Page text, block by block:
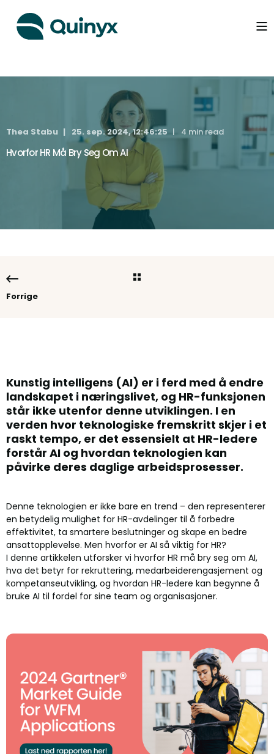
Thea Stabu 25. sep. 2024, 12:46:25 4 min read
Hvorfor HR Må Bry Seg Om AI
Forrige
Kunstig intelligens (AI) er i ferd med å endre
landskapet i næringslivet, og HR-funksjonen
står ikke utenfor denne utviklingen. I en
verden hvor teknologiske fremskritt skjer i et
raskt tempo, er det essensielt at HR-ledere
forstår AI og hvordan teknologien kan
påvirke deres daglige arbeidsprosesser.
Denne teknologien er ikke bare en trend – den representerer
en betydelig mulighet for HR-avdelinger til å forbedre
effektivitet, ta smartere beslutninger og skape en bedre
ansattopplevelse. Men hvorfor er AI så viktig for HR?
I denne artikkelen utforsker vi hvorfor HR må bry seg om AI,
hva det betyr for rekruttering, medarbeiderengasjement og
kompetanseutvikling, og hvordan HR-ledere kan begynne å
bruke AI til fordel for sine team og organisasjoner.